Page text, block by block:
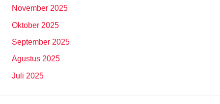
November 2025
Oktober 2025
September 2025
Agustus 2025
Juli 2025